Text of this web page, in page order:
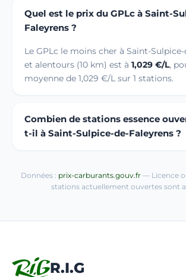
Quel est le prix du GPLc à Saint-
Faleyrens ?
Le GPLc le moins cher à Saint-
et alentours (10 km) est à 1,029 €/L,
moyenne de 1,029 €/L sur 1 stations.
Combien de stations essence
t-il à Saint-Sulpice-de-Faleyrens ?
Données : prix-carburants.gouv.fr— Licence
stations actuellement ouvertes sont
R.I.G